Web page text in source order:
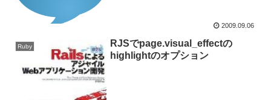
2009.09.06
Ruby
RJSでpage.visual_effectの
highlightのオプション